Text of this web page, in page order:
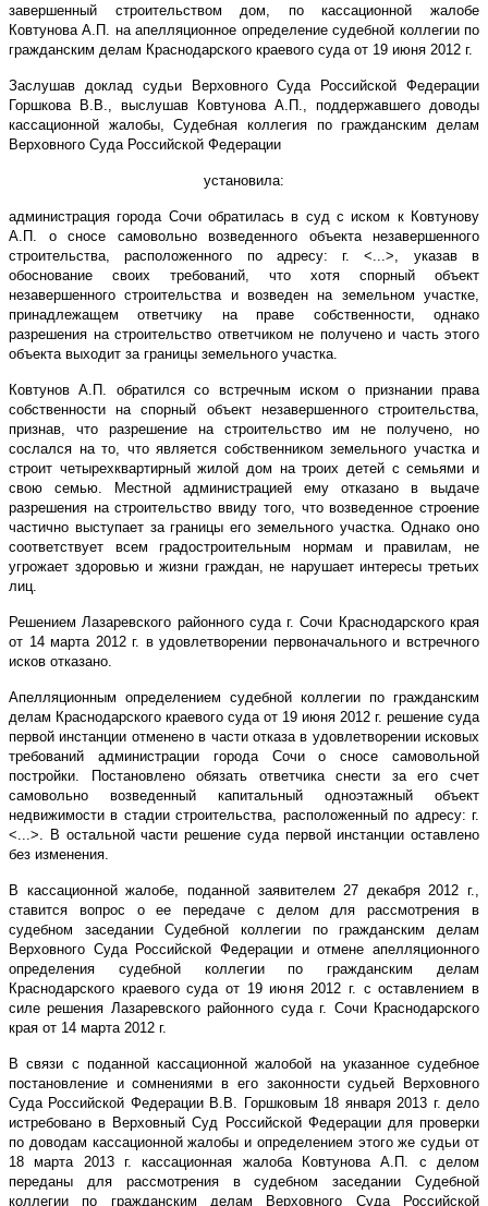
завершенный строительством дом, по кассационной жалобе
Ковтунова А.П. на апелляционное определение судебной коллегии по
гражданским делам Краснодарского краевого суда от 19 июня 2012 г.
Заслушав доклад судьи Верховного Суда Российской Федерации
Горшкова В.В., выслушав Ковтунова А.П., поддержавшего доводы
кассационной жалобы, Судебная коллегия по гражданским делам
Верховного Суда Российской Федерации
установила:
администрация города Сочи обратилась в суд с иском к Ковтунову
А.П. о сносе самовольно возведенного объекта незавершенного
строительства, расположенного по адресу: г. <...>, указав в
обоснование своих требований, что хотя спорный объект
незавершенного строительства и возведен на земельном участке,
принадлежащем ответчику на праве собственности, однако
разрешения на строительство ответчиком не получено и часть этого
объекта выходит за границы земельного участка.
Ковтунов А.П. обратился со встречным иском о признании права
собственности на спорный объект незавершенного строительства,
признав, что разрешение на строительство им не получено, но
сослался на то, что является собственником земельного участка и
строит четырехквартирный жилой дом на троих детей с семьями и
свою семью. Местной администрацией ему отказано в выдаче
разрешения на строительство ввиду того, что возведенное строение
частично выступает за границы его земельного участка. Однако оно
соответствует всем градостроительным нормам и правилам, не
угрожает здоровью и жизни граждан, не нарушает интересы третьих
лиц.
Решением Лазаревского районного суда г. Сочи Краснодарского края
от 14 марта 2012 г. в удовлетворении первоначального и встречного
исков отказано.
Апелляционным определением судебной коллегии по гражданским
делам Краснодарского краевого суда от 19 июня 2012 г. решение суда
первой инстанции отменено в части отказа в удовлетворении исковых
требований администрации города Сочи о сносе самовольной
постройки. Постановлено обязать ответчика снести за его счет
самовольно возведенный капитальный одноэтажный объект
недвижимости в стадии строительства, расположенный по адресу: г.
<...>. В остальной части решение суда первой инстанции оставлено
без изменения.
В кассационной жалобе, поданной заявителем 27 декабря 2012 г.,
ставится вопрос о ее передаче с делом для рассмотрения в
судебном заседании Судебной коллегии по гражданским делам
Верховного Суда Российской Федерации и отмене апелляционного
определения судебной коллегии по гражданским делам
Краснодарского краевого суда от 19 июня 2012 г. с оставлением в
силе решения Лазаревского районного суда г. Сочи Краснодарского
края от 14 марта 2012 г.
В связи с поданной кассационной жалобой на указанное судебное
постановление и сомнениями в его законности судьей Верховного
Суда Российской Федерации В.В. Горшковым 18 января 2013 г. дело
истребовано в Верховный Суд Российской Федерации для проверки
по доводам кассационной жалобы и определением этого же судьи от
18 марта 2013 г. кассационная жалоба Ковтунова А.П. с делом
переданы для рассмотрения в судебном заседании Судебной
коллегии по гражданским делам Верховного Суда Российской